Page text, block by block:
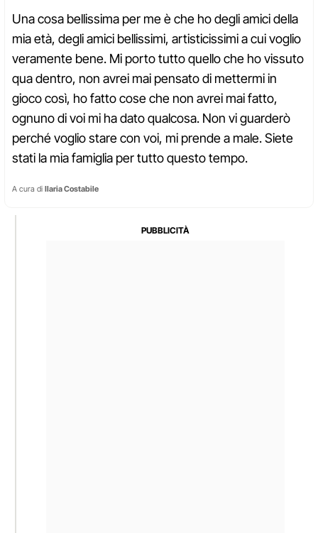
Una cosa bellissima per me è che ho degli amici della
mia età, degli amici bellissimi, artisticissimi a cui voglio
veramente bene. Mi porto tutto quello che ho vissuto
qua dentro, non avrei mai pensato di mettermi in
gioco così, ho fatto cose che non avrei mai fatto,
ognuno di voi mi ha dato qualcosa. Non vi guarderò
perché voglio stare con voi, mi prende a male. Siete
stati la mia famiglia per tutto questo tempo.
A cura di Ilaria Costabile